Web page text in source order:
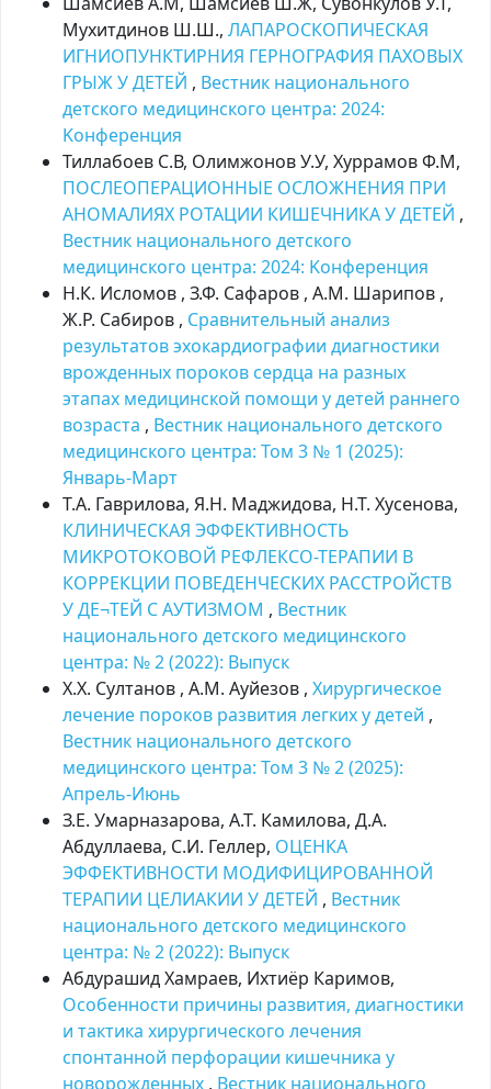
Мухитдинов Ш.Ш., ЛАПАРОСКОПИЧЕСКАЯ
ИГНИОПУНКТИРНИЯ ГЕРНОГРАФИЯ ПАХОВЫХ
ГРЫЖ У ДЕТЕЙ , Вестник национального
детского медицинского центра: 2024:
Kонференция
Тиллабоев С.В, Олимжонов У.У, Хуррамов Ф.М,
ПОСЛЕОПЕРАЦИОННЫЕ ОСЛОЖНЕНИЯ ПРИ
АНОМАЛИЯХ РОТАЦИИ КИШЕЧНИКА У ДЕТЕЙ ,
Вестник национального детского
медицинского центра: 2024: Kонференция
Н.К. Исломов , З.Ф. Сафаров , А.М. Шарипов ,
Ж.Р. Сабиров , Сравнительный анализ
результатов эхокардиографии диагностики
врожденных пороков сердца на разных
этапах медицинской помощи у детей раннего
возраста , Вестник национального детского
медицинского центра: Том 3 № 1 (2025):
Январь-Март
Т.А. Гаврилова, Я.Н. Маджидова, Н.Т. Хусенова,
КЛИНИЧЕСКАЯ ЭФФЕКТИВНОСТЬ
МИКРОТОКОВОЙ РЕФЛЕКСО-ТЕРАПИИ В
КОРРЕКЦИИ ПОВЕДЕНЧЕСКИХ РАССТРОЙСТВ
У ДЕ¬ТЕЙ С АУТИЗМОМ , Вестник
национального детского медицинского
центра: № 2 (2022): Выпуск
Х.Х. Султанов , А.М. Ауйезов , Хирургическое
лечение пороков развития легких у детей ,
Вестник национального детского
медицинского центра: Том 3 № 2 (2025):
Апрель-Июнь
З.Е. Умарназарова, А.Т. Камилова, Д.А.
Абдуллаева, С.И. Геллер, ОЦЕНКА
ЭФФЕКТИВНОСТИ МОДИФИЦИРОВАННОЙ
ТЕРАПИИ ЦЕЛИАКИИ У ДЕТЕЙ , Вестник
национального детского медицинского
центра: № 2 (2022): Выпуск
Абдурашид Хамраев, Ихтиёр Каримов,
Особенности причины развития, диагностики
и тактика хирургического лечения
спонтанной перфорации кишечника у
новорожденных , Вестник национального